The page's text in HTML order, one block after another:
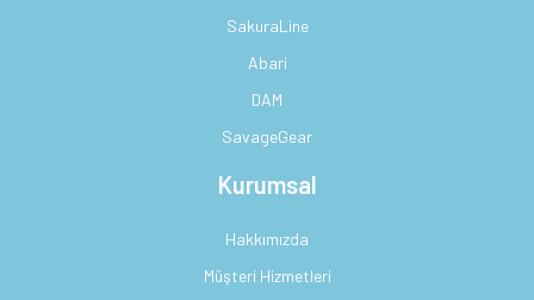
SakuraLine
Abari
DAM
SavageGear
Kurumsal
Hakkımızda
Müşteri Hizmetleri